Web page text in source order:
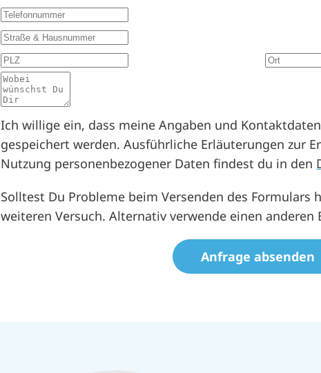
Telefonnummer
Straße & Hausnummer
PLZ
Ort
Mitteilung
Ich willige ein, dass meine Angaben und
gespeichert werden. Ausführliche Erläuterungen zur
Nutzung personenbezogener Daten findest du in den
Solltest Du Probleme beim Versenden des Formulars
weiteren Versuch. Alternativ verwende einen anderen